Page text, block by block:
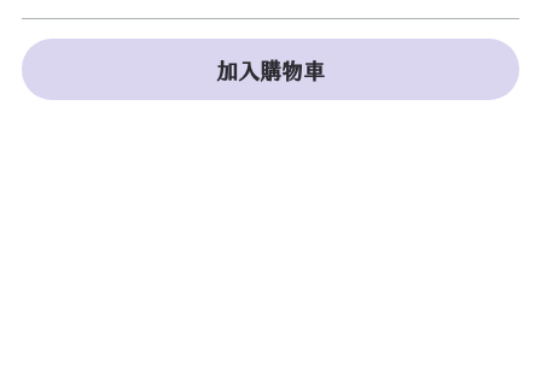
點一份個性抹茶提拉米蘇，暫時只與你身邊
的事物作伴。中山國小站【男子的日常生
活】
加入購物車